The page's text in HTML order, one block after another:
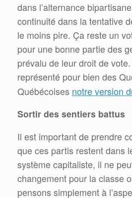
dans l’alternance
continuité dans la tentative
le moins pire. Ça reste un
pour une bonne partie des
prévalu de leur droit de
représenté pour bien des
Québécoises notre version
Sortir des sentiers battus
Il est important de prendre
que ces partis restent dans
système capitaliste, il ne
changement pour la classe
pensons simplement à